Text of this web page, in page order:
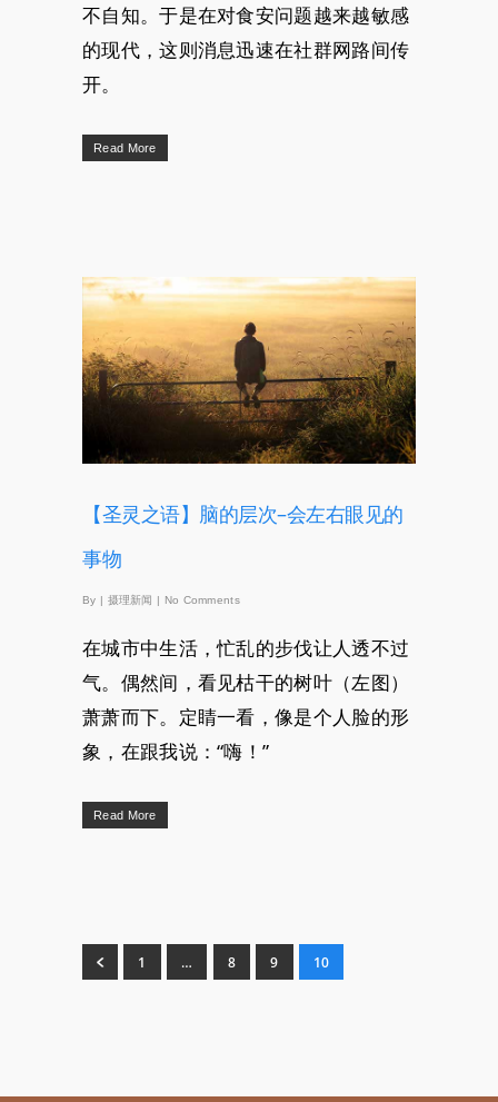
不自知。于是在对食安问题越来越敏感
的现代，这则消息迅速在社群网路间传
开。
Read More
【圣灵之语】脑的层次–会左右眼见的
事物
By | 摄理新闻 | No Comments
在城市中生活，忙乱的步伐让人透不过
气。偶然间，看见枯干的树叶（左图）
萧萧而下。定睛一看，像是个人脸的形
象，在跟我说：“嗨！”
Read More
1 … 8 9 10